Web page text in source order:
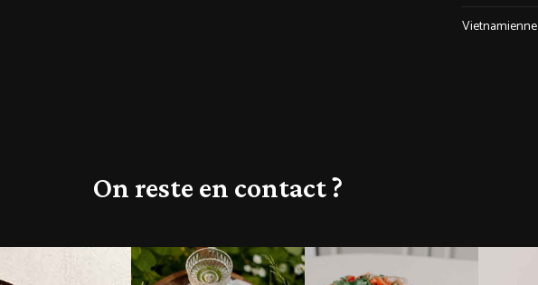
Vietnamienne
On reste en contact ?